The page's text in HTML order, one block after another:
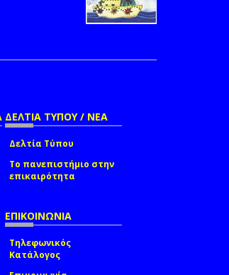
ΔΕΛΤΙΑ ΤΥΠΟΥ / ΝΕΑ
Δελτία Τύπου
Το πανεπιστήμιο στην
επικαιρότητα
ΕΠΙΚΟΙΝΩΝΙΑ
Τηλεφωνικός
Κατάλογος